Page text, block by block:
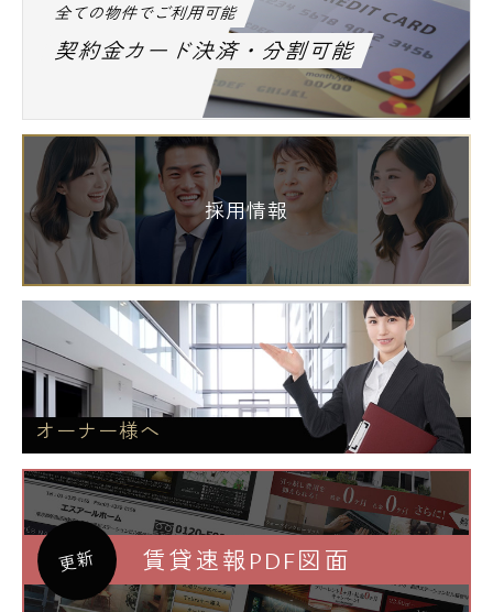
全ての物件でご利用可能
契約金カード決済・分割可能
採用情報
オーナー様へ
更新 賃貸速報PDF図面